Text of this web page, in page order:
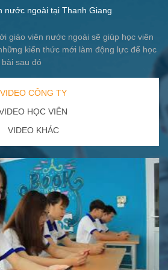
nước ngoài tại Thanh Giang
giáo viên nước ngoài sẽ giúp học viên
kiến thức mới làm động lực để học
sau đó
VIDEO CÔNG TY
HỌC VIÊN
VIDEO KHÁC